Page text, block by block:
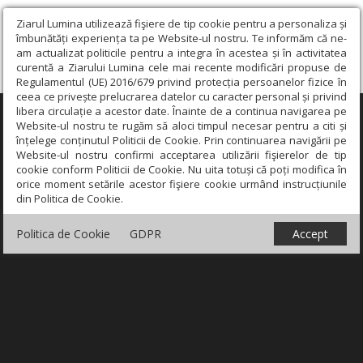
Ziarul Lumina utilizează fişiere de tip cookie pentru a personaliza și
îmbunătăți experiența ta pe Website-ul nostru. Te informăm că ne-
am actualizat politicile pentru a integra în acestea și în activitatea
curentă a Ziarului Lumina cele mai recente modificări propuse de
Regulamentul (UE) 2016/679 privind protecția persoanelor fizice în
ceea ce privește prelucrarea datelor cu caracter personal și privind
libera circulație a acestor date. Înainte de a continua navigarea pe
Website-ul nostru te rugăm să aloci timpul necesar pentru a citi și
înțelege conținutul Politicii de Cookie. Prin continuarea navigării pe
Website-ul nostru confirmi acceptarea utilizării fişierelor de tip
cookie conform Politicii de Cookie. Nu uita totuși că poți modifica în
orice moment setările acestor fişiere cookie urmând instrucțiunile
din Politica de Cookie.
Politica de Cookie GDPR Accept
×